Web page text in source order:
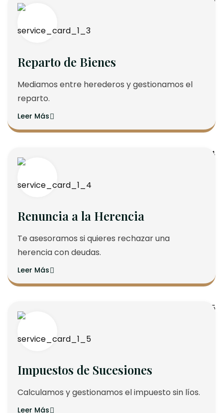
Reparto de Bienes
Mediamos entre herederos y gestionamos el
reparto.
Leer Más
Renuncia a la Herencia
Te asesoramos si quieres rechazar una
herencia con deudas.
Leer Más
Impuestos de Sucesiones
Calculamos y gestionamos el impuesto sin líos.
Leer Más